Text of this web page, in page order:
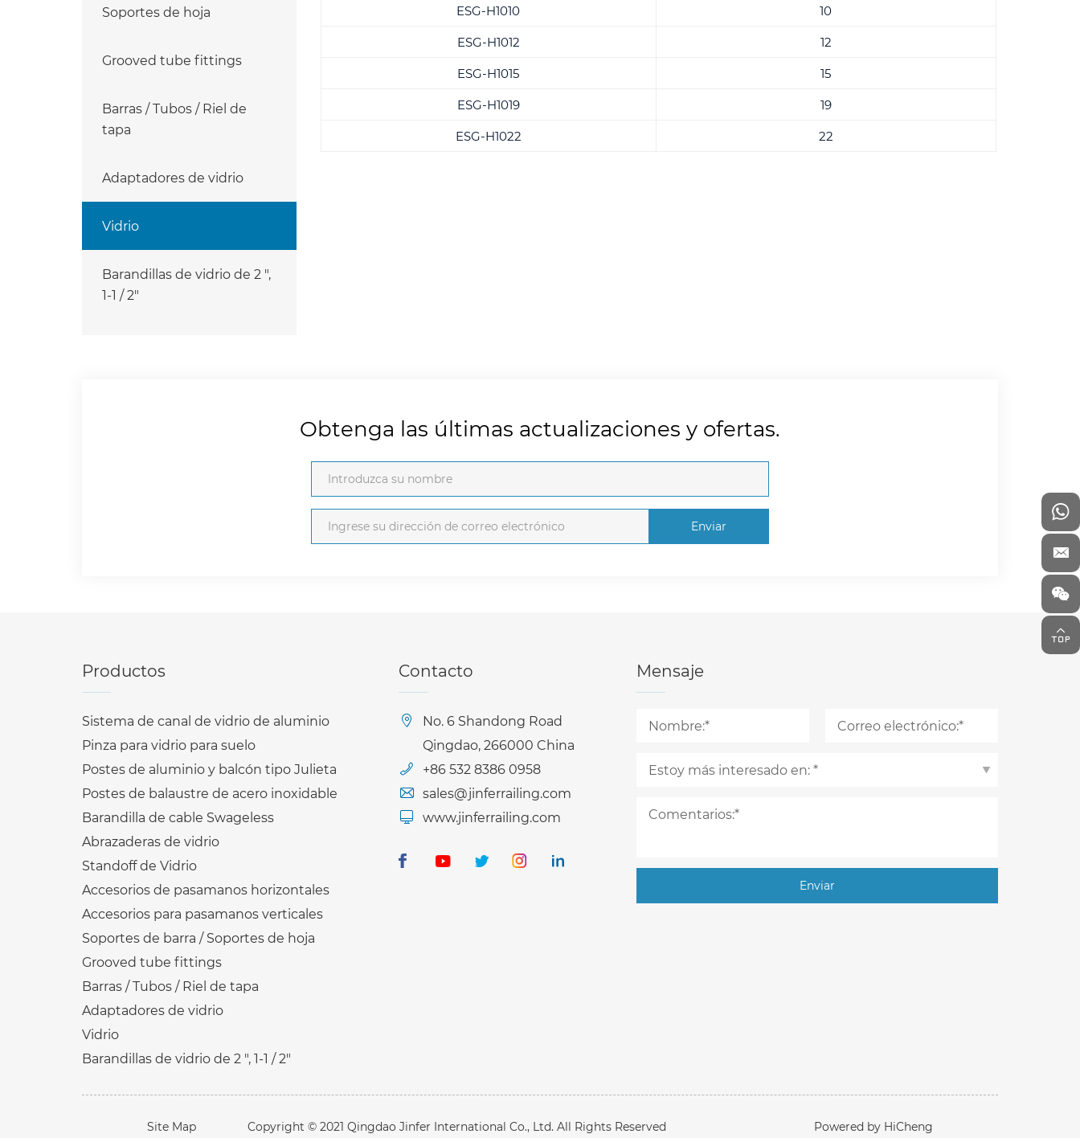
Soportes de hoja
Grooved tube fittings
Barras / Tubos / Riel de
tapa
Adaptadores de vidrio
Vidrio
Barandillas de vidrio de 2 ",
1-1 / 2"
ESG-H1010
10
ESG-H1012
12
ESG-H1015
15
ESG-H1019
19
ESG-H1022
22
Obtenga las últimas actualizaciones y ofertas.
Enviar
Productos
Sistema de canal de vidrio de aluminio
Pinza para vidrio para suelo
Postes de aluminio y balcón tipo Julieta
Postes de balaustre de acero inoxidable
Barandilla de cable Swageless
Abrazaderas de vidrio
Standoff de Vidrio
Accesorios de pasamanos horizontales
Accesorios para pasamanos verticales
Soportes de barra / Soportes de hoja
Grooved tube fittings
Barras / Tubos / Riel de tapa
Adaptadores de vidrio
Vidrio
Barandillas de vidrio de 2 ", 1-1 / 2"
Contacto
No. 6 Shandong Road
Qingdao, 266000 China
+86 532 8386 0958
sales@jinferrailing.com
www.jinferrailing.com
Mensaje
Enviar
Site Map Copyright © 2021 Qingdao Jinfer International Co., Ltd. All Rights Reserved Powered by HiCheng